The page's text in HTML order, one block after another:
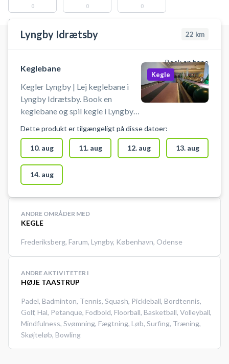
0 0 0
STEDER MED LEDIGE AKTIVITETER
Lyngby Idrætsby 22 km
Book en bane
Keglebane
Kegler Lyngby | Lej keglebane i
Lyngby Idrætsby. Book en
keglebane og spil kegle i Lyngby
i idrætsbyen.
Kegle
Dette produkt er tilgængeligt på disse datoer:
10. aug 11. aug 12. aug 13. aug
14. aug
ANDRE OMRÅDER MED
KEGLE
Frederiksberg, Farum, Lyngby, København, Odense
ANDRE AKTIVITETER I
HØJE TAASTRUP
Padel, Badminton, Tennis, Squash, Pickleball, Bordtennis,
Golf, Hal, Petanque, Fodbold, Floorball, Basketball, Volleyball,
Mindfulness, Svømning, Fægtning, Løb, Surfing, Træning,
Skøjteløb, Bowling